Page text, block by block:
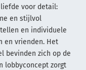
voor detail:
en stijlvol
en individuele
en vrienden. Het
bevinden zich op de
lobbyconcept zorgt